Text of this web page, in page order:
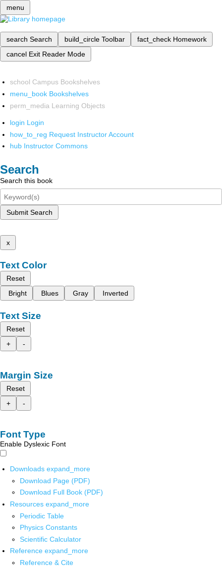
menu
search Search build_circle Toolbar fact_check Homework
cancel Exit Reader Mode
school Campus Bookshelves
menu_book Bookshelves
perm_media Learning Objects
login Login
how_to_reg Request Instructor Account
hub Instructor Commons
Search
Search this book
Submit Search
x
Text Color
Reset
Bright
Blues Gray Inverted
Text Size
Reset
+
-
Margin Size
Reset
+
-
Font Type
Enable Dyslexic Font
Downloads expand_more
Download Page (PDF)
Download Full Book (PDF)
Resources expand_more
Periodic Table
Physics Constants
Scientific Calculator
Reference expand_more
Reference & Cite